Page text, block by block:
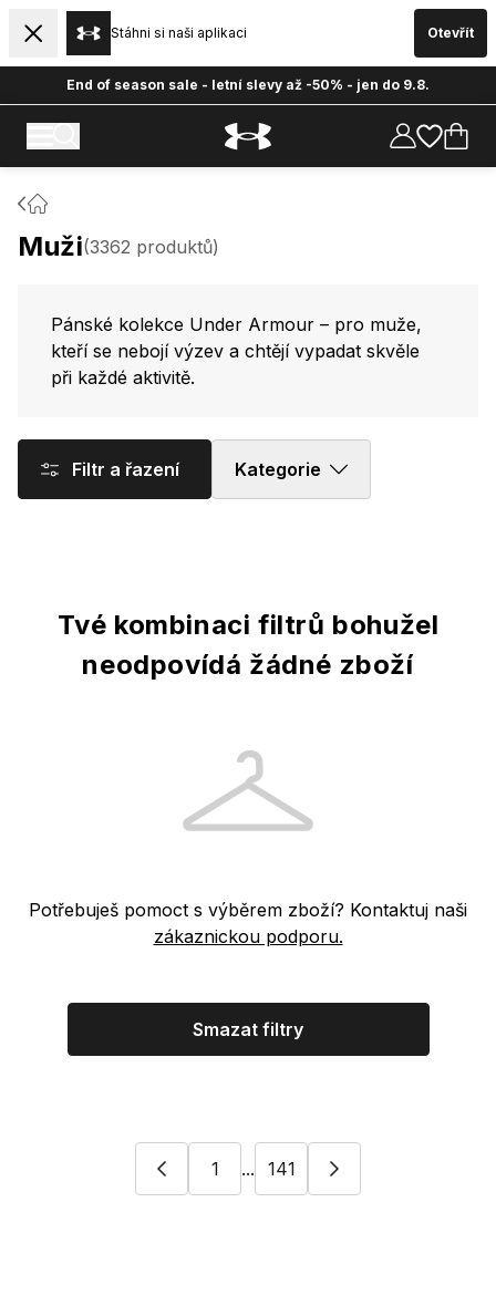
Stáhni si naši aplikaci Otevřít
End of season sale - letní slevy až -50% - jen do 9.8.
Muži(3362 produktů)
Pánské kolekce Under Armour – pro muže,
kteří se nebojí výzev a chtějí vypadat skvěle
při každé aktivitě.
Filtr a řazení Kategorie
Tvé kombinaci filtrů bohužel
neodpovídá žádné zboží
Potřebuješ pomoct s výběrem zboží? Kontaktuj naši
zákaznickou podporu.
Smazat filtry
1 ... 141